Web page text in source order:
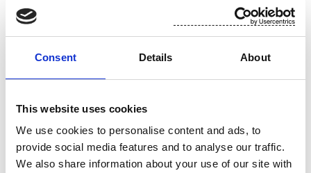
Consent Details About
This website uses cookies
We use cookies to personalise content and ads, to
provide social media features and to analyse our traffic.
We also share information about your use of our site with
pyyhintätuotteisiin sekä muihin sovelluksiin.
Visiomme on olla edelläkävijä innovatiivisissa ja
kuitukankaista valmistetut lopputuotteet,
esimerkiksi kosteuspyyhkeet, terveyssiteet ja
elämässä ympäri maailmaa. Suomisen liikevaihto
vuonna 2022 oli 493,3 milj. euroa ja työllistämme
noin700 ammattilaista Euroopassasekä Pohjois- ja
Etelä-Amerikassa. Suomisen osake noteerataan